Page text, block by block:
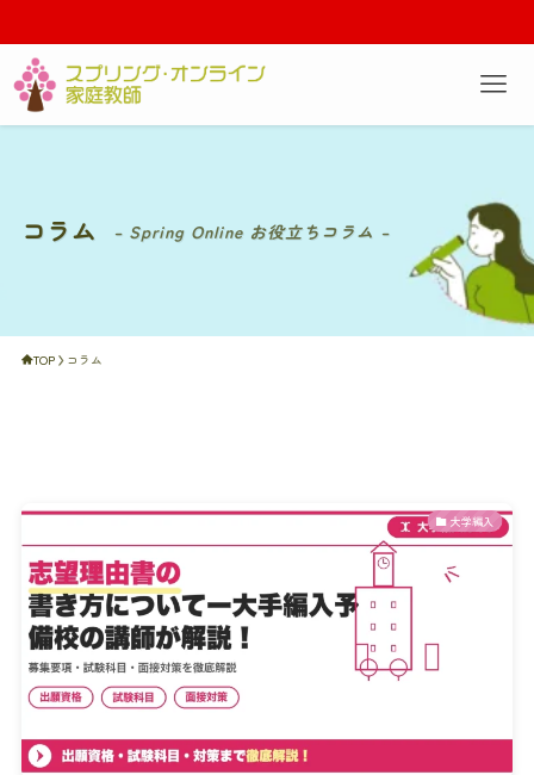
コラム – Spring Online お役立ちコラム –
TOP コラム
大学編入